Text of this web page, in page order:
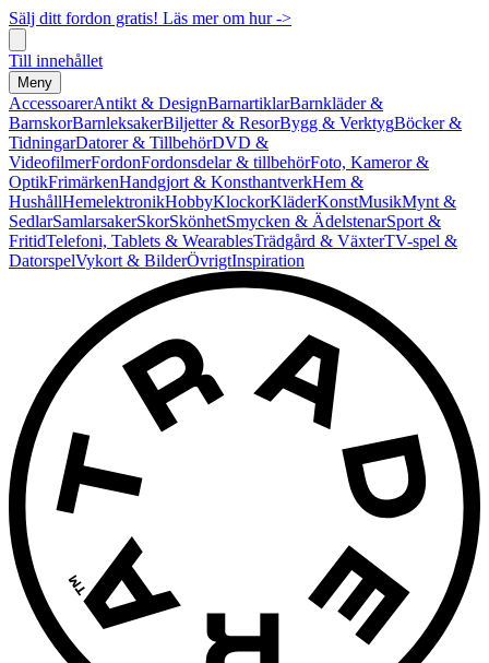
Sälj ditt fordon gratis! Läs mer om hur ->
Till innehållet
Meny
AccessoarerAntikt & DesignBarnartiklarBarnkläder &
BarnskorBarnleksakerBiljetter & ResorBygg & VerktygBöcker &
TidningarDatorer & TillbehörDVD &
VideofilmerFordonFordonsdelar & tillbehörFoto, Kameror &
OptikFrimärkenHandgjort & KonsthantverkHem &
HushållHemelektronikHobbyKlockorKläderKonstMusikMynt &
SedlarSamlarsakerSkorSkönhetSmycken & ÄdelstenarSport &
FritidTelefoni, Tablets & WearablesTrädgård & VäxterTV-spel &
DatorspelVykort & BilderÖvrigtInspiration